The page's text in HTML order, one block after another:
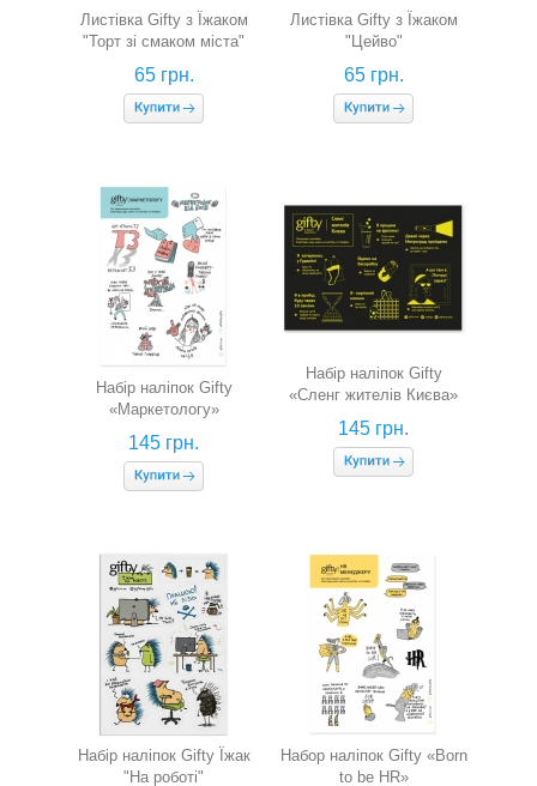
Листівка Gifty з Їжаком
"Торт зі смаком міста"
65 грн.
Листівка Gifty з Їжаком
"Цейво"
65 грн.
Набір наліпок Gifty
«Маркетологу»
145 грн.
Набір наліпок Gifty
«Сленг жителів Києва»
145 грн.
Набір наліпок Gifty Їжак
"На роботі"
Набор наліпок Gifty «Born
to be HR»